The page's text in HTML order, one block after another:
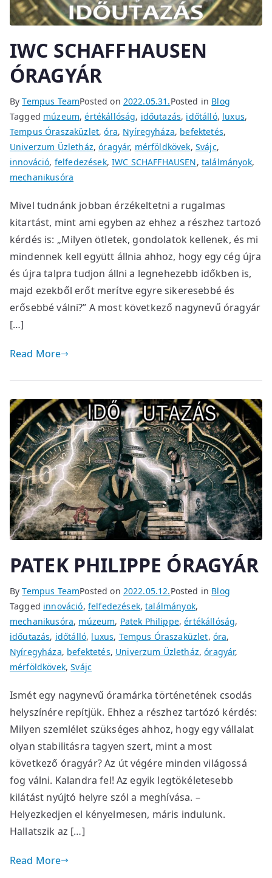
IWC SCHAFFHAUSEN
ÓRAGYÁR
ByTempus TeamPosted on 2022.05.31.Posted in Blog
Tagged múzeum,értékállóság, időutazás, időtálló, luxus,
Tempus Óraszaküzlet,óra, Nyíregyháza, befektetés,
Univerzum Üzletház,óragyár, mérföldkövek, Svájc,
innováció, felfedezések,IWC SCHAFFHAUSEN, találmányok,
mechanikusóra
Mivel tudnánk jobban érzékeltetni a rugalmas
kitartást, mint ami egyben az ehhez a részhez tartozó
kérdés is: „Milyen ötletek, gondolatok kellenek, és mi
mindennek kell együtt állnia ahhoz, hogy egy cég újra
és újra talpra tudjon állni a legnehezebb időkben is,
majd ezekből erőt merítve egyre sikeresebbé és
erősebbé válni?” A most következő nagynevű óragyár
[…]
Read More
PATEK PHILIPPE ÓRAGYÁR
ByTempus TeamPosted on 2022.05.12.Posted in Blog
Tagged innováció, felfedezések,találmányok,
mechanikusóra, múzeum, Patek Philippe,értékállóság,
időutazás, időtálló, luxus, Tempus Óraszaküzlet, óra,
Nyíregyháza, befektetés, Univerzum Üzletház,óragyár,
mérföldkövek,Svájc
Ismét egy nagynevű óramárka történetének csodás
helyszínére repítjük. Ehhez a részhez tartózó kérdés:
Milyen szemlélet szükséges ahhoz, hogy egy vállalat
olyan stabilitásra tagyen szert, mint a most
következő óragyár? Az út végére minden világossá
fog válni. Kalandra fel! Az egyik legtökéletesebb
kilátást nyújtó helyre szól a meghívása. –
Helyezkedjen el kényelmesen, máris indulunk.
Hallatszik az […]
Read More